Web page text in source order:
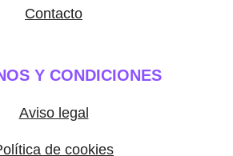
Contacto
Y CONDICIONES
Aviso legal
de cookies